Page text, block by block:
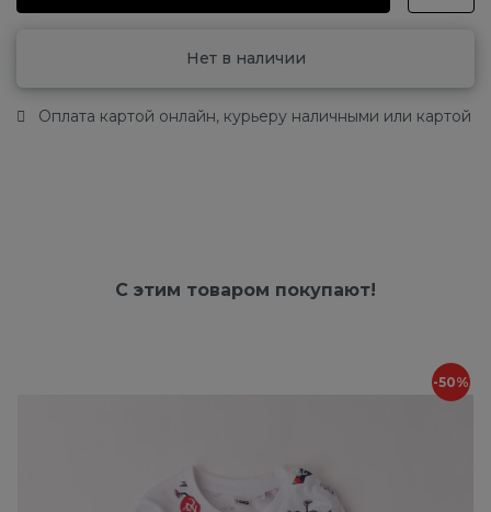
Нет в наличии
Оплата картой онлайн, курьеру наличными или картой
С этим товаром покупают!
-50%